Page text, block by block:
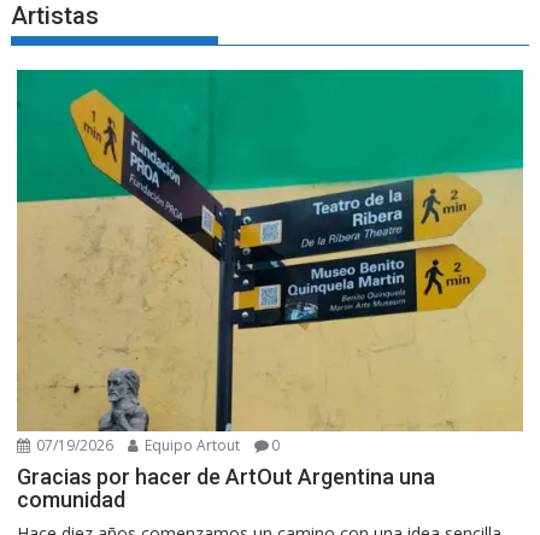
Artistas
07/19/2026 Equipo Artout 0
Gracias por hacer de ArtOut Argentina una
comunidad